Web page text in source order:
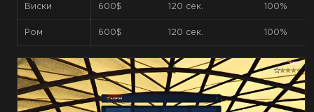
Виски 600$ 120 сек. 100%
Ром 600$ 120 сек. 100%